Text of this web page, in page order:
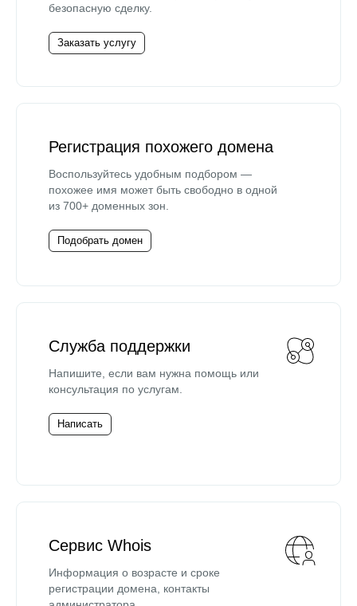
безопасную сделку.
Заказать услугу
Регистрация похожего домена
Воспользуйтесь удобным подбором —
похожее имя может быть свободно в одной
из 700+ доменных зон.
Подобрать домен
Служба поддержки
Напишите, если вам нужна помощь или
консультация по услугам.
Написать
Сервис Whois
Информация о возрасте и сроке
регистрации домена, контакты